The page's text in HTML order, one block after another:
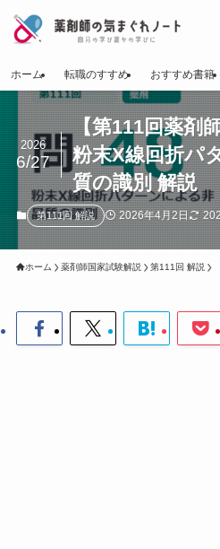
ホーム 転職のすすめ おすすめ書籍
【第111回薬剤
粉末X線回折パ
質の識別 解説
2026
6/27
第111回 解説 2026年4月2日
ホーム 薬剤師国家試験解説 第111回 解説